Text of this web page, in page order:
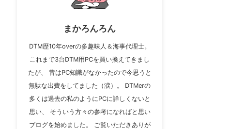
まかろんろん
DTM歴10年overの多趣味人＆海事代理士。
これまで3台DTM用PCを買い換えてきまし
たが、 昔はPC知識がなかったので今思うと
無駄な出費をしてました（涙）。 DTMerの
多くは過去の私のようにPCに詳しくないと
思い、 そういう方々の参考になればと思い
ブログを始めました。 ご覧いただきありが